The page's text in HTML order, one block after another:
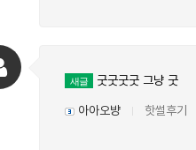
새글 굿굿굿굿 그냥 굿
아아오뱡 핫썰후기